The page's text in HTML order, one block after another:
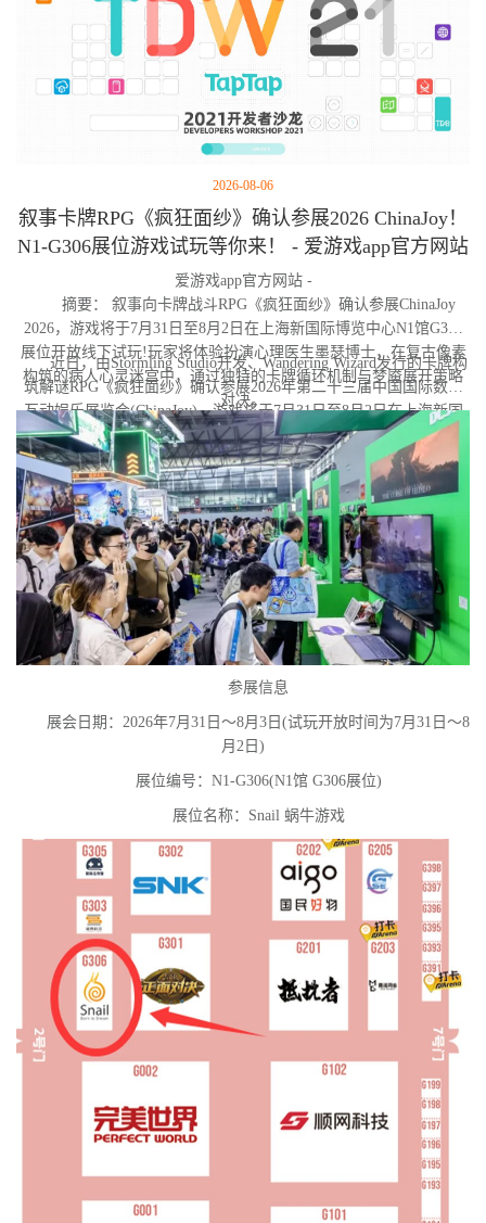
2026-08-06
叙事卡牌RPG《疯狂面纱》确认参展2026 ChinaJoy！
N1-G306展位游戏试玩等你来！ - 爱游戏app官方网站
爱游戏app官方网站 -
摘要： 叙事向卡牌战斗RPG《疯狂面纱》确认参展ChinaJoy
2026，游戏将于7月31日至8月2日在上海新国际博览中心N1馆G306
展位开放线下试玩!玩家将体验扮演心理医生墨瑟博士，在复古像素
构筑的病人心灵迷宫中，通过独特的卡牌循环机制与梦魇展开策略
对决。
近日，由Stormling Studio开发、Wandering Wizard发行的卡牌构
筑解谜RPG《疯狂面纱》确认参展2026年第二十三届中国国际数码
互动娱乐展览会(ChinaJoy)。游戏将于7月31日至8月2日在上海新国
际博览中心N1馆G306展位亮相，届时玩家可前往蜗牛游戏展台亲身
体验试玩Demo。与此同时，《疯狂面纱》Steam商店页现已上线，
玩家可提前加入愿望单。
参展信息
展会日期：2026年7月31日～8月3日(试玩开放时间为7月31日～8
月2日)
展位编号：N1-G306(N1馆 G306展位)
展位名称：Snail 蜗牛游戏